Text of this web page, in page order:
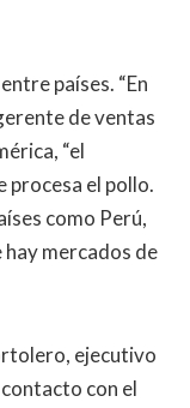
países. “En
de ventas
“el
procesa el pollo.
como Perú,
hay mercados de
ejecutivo
contacto con el